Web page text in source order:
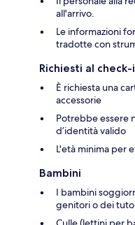
all'arrivo.
Le informazioni
tradotte con
Richiesti al check-
È richiesta una
accessorie
Potrebbe essere
d’identità valido
L'età minima per
Bambini
I bambini
genitori o dei